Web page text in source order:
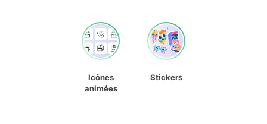
Icônes
animées
Stickers